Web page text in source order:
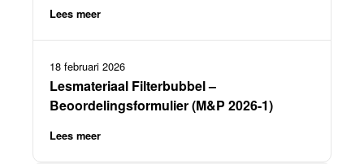
Lees meer
18 februari 2026
Lesmateriaal Filterbubbel –
Beoordelingsformulier (M&P 2026-1)
Lees meer